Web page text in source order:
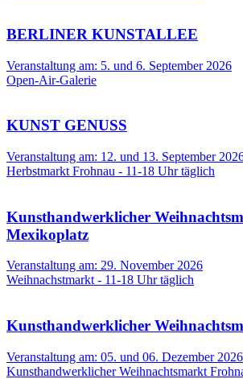
BERLINER KUNSTALLEE
Veranstaltung am: 5. und 6. September 2026
Open-Air-Galerie
KUNST GENUSS
Veranstaltung am: 12. und 13. September
Herbstmarkt Frohnau - 11-18 Uhr täglich
Kunsthandwerklicher
Mexikoplatz
Veranstaltung am: 29. November 2026
Weihnachstmarkt - 11-18 Uhr täglich
Kunsthandwerklicher
Veranstaltung am: 05. und 06. Dezember 2026
Kunsthandwerklicher Weihnachtsmarkt